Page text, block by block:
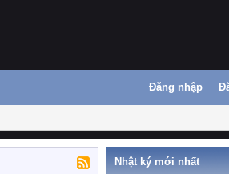
Đăng nhập
Nhật ký mới nhất